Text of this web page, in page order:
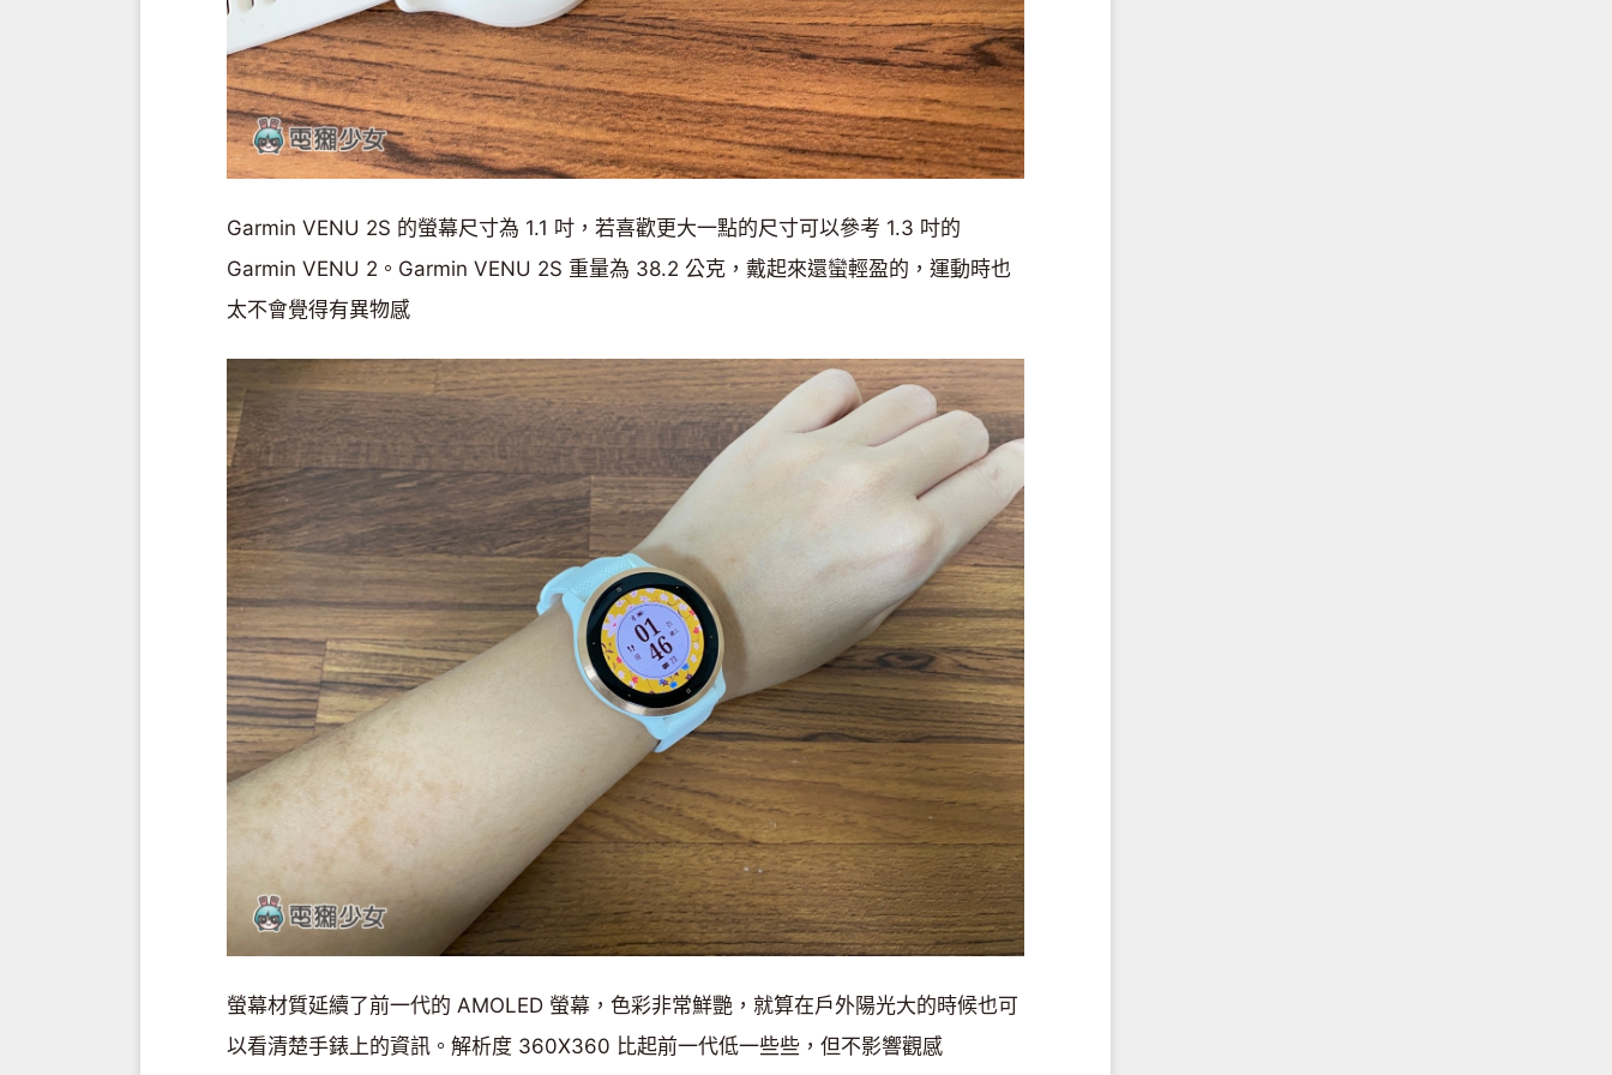
Garmin VENU 2S 的螢幕尺寸為 1.1 吋，若喜歡更大一點的尺寸可以參考 1.3 吋的
Garmin VENU 2。Garmin VENU 2S 重量為 38.2 公克，戴起來還蠻輕盈的，運動時也
太不會覺得有異物感
螢幕材質延續了前一代的 AMOLED 螢幕，色彩非常鮮艷，就算在戶外陽光大的時候也可
以看清楚手錶上的資訊。解析度 360X360 比起前一代低一些些，但不影響觀感